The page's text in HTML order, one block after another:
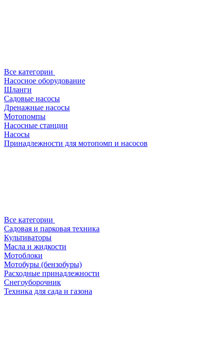
Все категории
Насосное оборудование
Шланги
Садовые насосы
Дренажные насосы
Мотопомпы
Насосные станции
Насосы
Принадлежности для мотопомп и насосов
Все категории
Садовая и парковая техника
Культиваторы
Масла и жидкости
Мотоблоки
Мотобуры (бензобуры)
Расходные принадлежности
Снегоуборочник
Техника для сада и газона